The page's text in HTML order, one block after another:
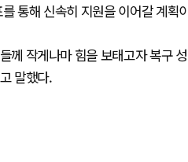
통해 신속히 지원을 이어갈 계획
께 작게나마 힘을 보태고자 복구
말했다.